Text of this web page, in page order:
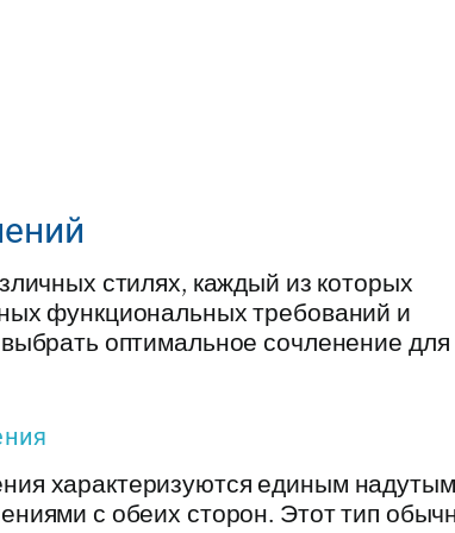
стилях, каждый из которых
функциональных требований и
оптимальное сочленение для
характеризуются единым надутым
с обеих сторон. Этот тип